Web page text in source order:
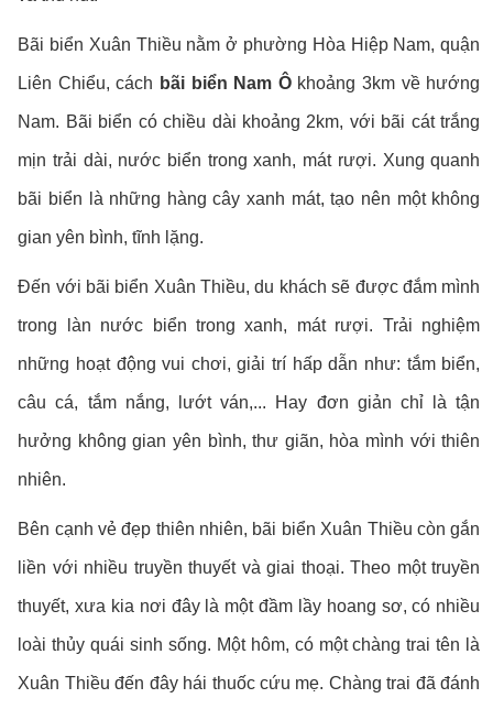
Bãi biển Xuân Thiều nằm ở phường Hòa Hiệp Nam, quận
Liên Chiểu, cách bãi biển Nam Ôkhoảng 3km về hướng
Nam. Bãi biển có chiều dài khoảng 2km, với bãi cát trắng
mịn trải dài, nước biển trong xanh, mát rượi. Xung quanh
bãi biển là những hàng cây xanh mát, tạo nên một không
gian yên bình, tĩnh lặng.
Đến với bãi biển Xuân Thiều, du khách sẽ được đắm mình
trong làn nước biển trong xanh, mát rượi. Trải nghiệm
những hoạt động vui chơi, giải trí hấp dẫn như: tắm biển,
câu cá, tắm nắng, lướt ván,... Hay đơn giản chỉ là tận
hưởng không gian yên bình, thư giãn, hòa mình với thiên
nhiên.
Bên cạnh vẻ đẹp thiên nhiên, bãi biển Xuân Thiều còn gắn
liền với nhiều truyền thuyết và giai thoại. Theo một truyền
thuyết, xưa kia nơi đây là một đầm lầy hoang sơ, có nhiều
loài thủy quái sinh sống. Một hôm, có một chàng trai tên là
Xuân Thiều đến đây hái thuốc cứu mẹ. Chàng trai đã đánh